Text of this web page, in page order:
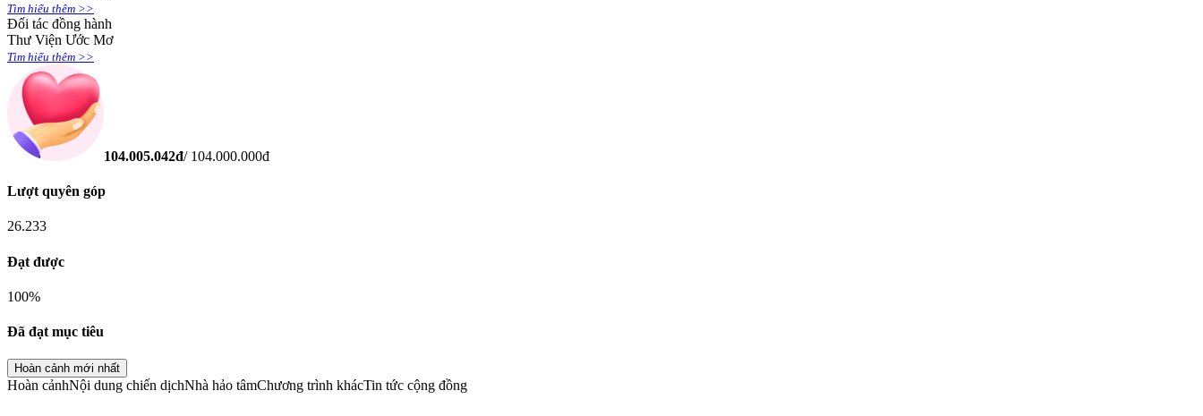
Tìm hiểu thêm >>
Đối tác đồng hành
Thư Viện Ước Mơ
Tìm hiểu thêm >>
104.005.042đ/ 104.000.000đ
Lượt quyên góp
26.233
Đạt được
100%
Đã đạt mục tiêu
Hoàn cảnh mới nhất
Hoàn cảnhNội dung chiến dịchNhà hảo tâmChương trình khácTin tức cộng đồng